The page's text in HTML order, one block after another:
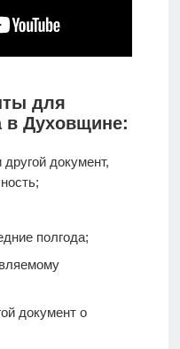
для
в Духовщине:
документ,
полгода;
документ о